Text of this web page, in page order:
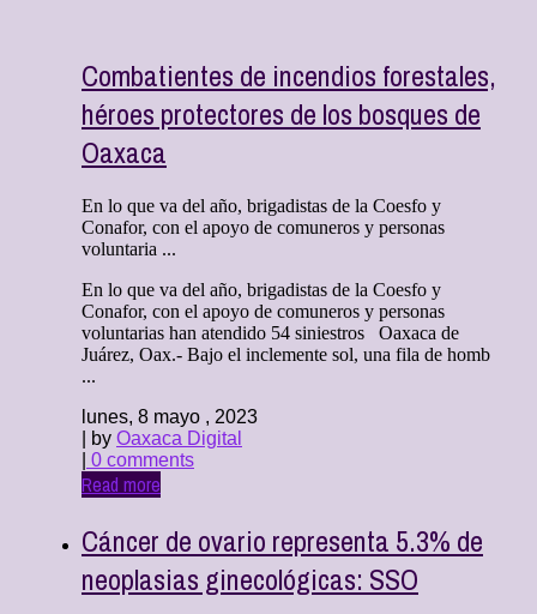
Combatientes de incendios forestales,
héroes protectores de los bosques de
Oaxaca
En lo que va del año, brigadistas de la Coesfo y
Conafor, con el apoyo de comuneros y personas
voluntaria ...
En lo que va del año, brigadistas de la Coesfo y
Conafor, con el apoyo de comuneros y personas
voluntarias han atendido 54 siniestros Oaxaca de
Juárez, Oax.- Bajo el inclemente sol, una fila de homb
...
lunes, 8 mayo , 2023
| by Oaxaca Digital
0 comments
Read more
Cáncer de ovario representa 5.3% de
neoplasias ginecológicas: SSO